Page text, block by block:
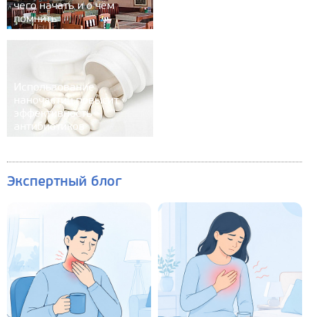
чего начать и о чём
помнить
Использование
наночастиц повысит
эффективность
антибиотиков
Экспертный блог